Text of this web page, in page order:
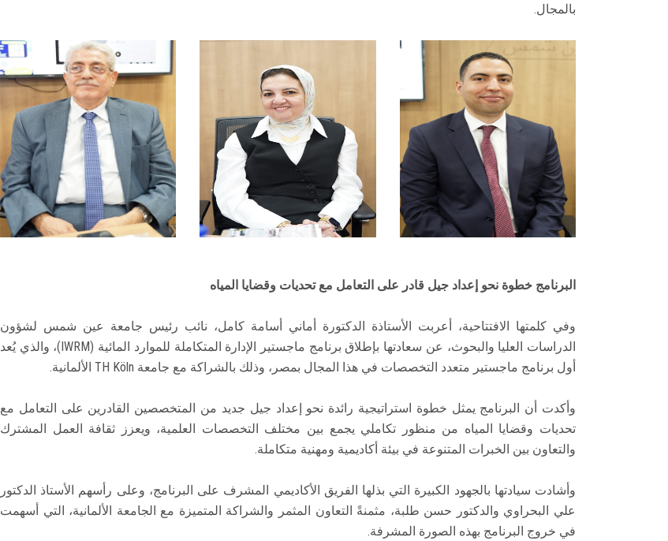
بالمجال.
البرنامج خطوة نحو إعداد جيل قادر على التعامل مع تحديات وقضايا المياه
وفي كلمتها الافتتاحية، أعربت الأستاذة الدكتورة أماني أسامة كامل، نائب رئيس جامعة عين شمس لشؤون
الدراسات العليا والبحوث، عن سعادتها بإطلاق برنامج ماجستير الإدارة المتكاملة للموارد المائية (IWRM)، والذي يُعد
أول برنامج ماجستير متعدد التخصصات في هذا المجال بمصر، وذلك بالشراكة مع جامعة TH Köln الألمانية.
وأكدت أن البرنامج يمثل خطوة استراتيجية رائدة نحو إعداد جيل جديد من المتخصصين القادرين على التعامل مع
تحديات وقضايا المياه من منظور تكاملي يجمع بين مختلف التخصصات العلمية، ويعزز ثقافة العمل المشترك
والتعاون بين الخبرات المتنوعة في بيئة أكاديمية ومهنية متكاملة.
وأشادت سيادتها بالجهود الكبيرة التي بذلها الفريق الأكاديمي المشرف على البرنامج، وعلى رأسهم الأستاذ الدكتور
علي البحراوي والدكتور حسن طلبة، مثمنةً التعاون المثمر والشراكة المتميزة مع الجامعة الألمانية، التي أسهمت
في خروج البرنامج بهذه الصورة المشرفة.